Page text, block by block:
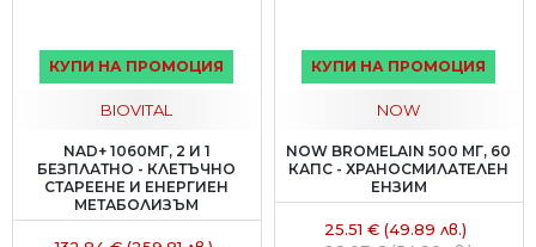
КУПИ НА ПРОМОЦИЯ
BIOVITAL
NAD+ 1060МГ, 2 И 1
БЕЗПЛАТНО - КЛЕТЪЧНО
СТАРЕЕНЕ И ЕНЕРГИЕН
МЕТАБОЛИЗЪМ
КУПИ НА ПРОМОЦИЯ
NOW
NOW BROMELAIN 500 МГ, 60
КАПС - ХРАНОСМИЛАТЕЛЕН
ЕНЗИМ
25.51 € (49.89 лв.)